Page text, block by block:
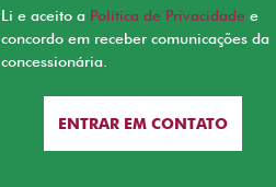
Li e aceito a Política de Privacidade e
concordo em receber comunicações da
concessionária.
ENTRAR EM CONTATO